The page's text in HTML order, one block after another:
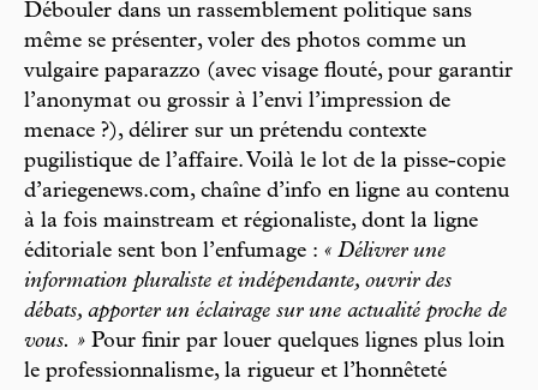
Débouler dans un rassemblement politique sans
même se présenter, voler des photos comme un
vulgaire paparazzo (avec visage flouté, pour garantir
l’anonymat ou grossir à l’envi l’impression de
menace ?), délirer sur un prétendu contexte
pugilistique de l’affaire. Voilà le lot de la pisse-copie
d’ariegenews.com, chaîne d’info en ligne au contenu
à la fois mainstream et régionaliste, dont la ligne
éditoriale sent bon l’enfumage : « Délivrer une
information pluraliste et indépendante, ouvrir des
débats, apporter un éclairage sur une actualité proche de
vous. » Pour finir par louer quelques lignes plus loin
le professionnalisme, la rigueur et l’honnêteté